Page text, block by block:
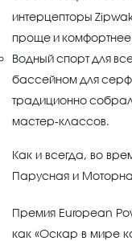
интерцепторы
проще и
Водный спорт для
бассейном для
традиционно
мастер-классов.
Как и всегда, во
Парусная и
Премия European
как «Оскар в мире